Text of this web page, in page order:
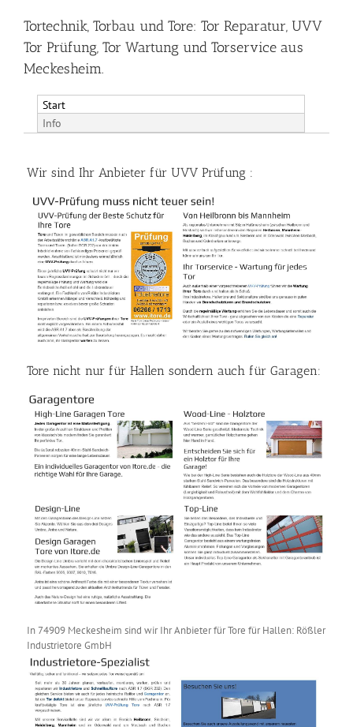
Tortechnik, Torbau und Tore: Tor Reparatur, UVV
Tor Prüfung, Tor Wartung und Torservice aus
Meckesheim.
Start
Info
Wir sind Ihr Anbieter für UVV Prüfung :
Tore nicht nur für Hallen sondern auch für Garagen:
In 74909 Meckesheim sind wir Ihr Anbieter für Tore für Hallen: Rößler
Industrietore GmbH